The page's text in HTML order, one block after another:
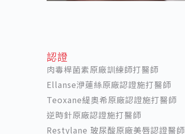
認證
肉毒桿菌素原廠訓練師打醫師
Ellanse洢蓮絲原廠認證施打醫師
Teoxane緹奧希原廠認證施打醫師
逆時針原廠認證施打醫師
Restylane 玻尿酸原廠美唇認證醫師